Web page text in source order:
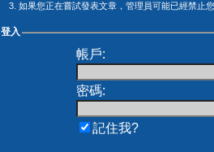
如果您正在嘗試發表文章，管理員可能已經禁止
登入
帳戶:
密碼:
記住我?